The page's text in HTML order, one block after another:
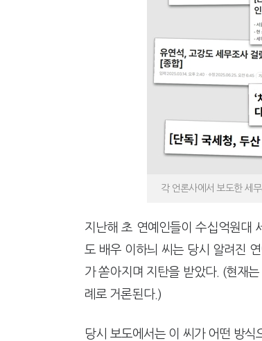
각 언론사에서 보도한 세
지난해 초 연예인들이 수십억원대
도 배우 이하늬 씨는 당시 알려진
가 쏟아지며 지탄을 받았다. (현재
례로 거론된다.)
당시 보도에서는 이 씨가 어떤 방